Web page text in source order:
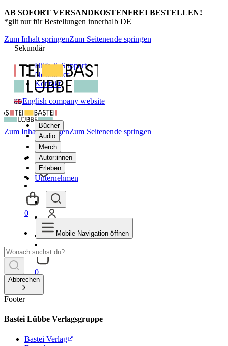
AB SOFORT VERSANDKOSTENFREI BESTELLEN!
*gilt nur für Bestellungen innerhalb DE
Zum Inhalt springenZum Seitenende springen
Sekundär
Hilfe & Support
Newsletter
Kontakt
English company website
Bücher
Audio
Merch
Autor:innen
Erleben
Unternehmen
0
Zum Inhalt springenZum Seitenende springen
0
Mobile Navigation öffnen
Abbrechen
Footer
Bastei Lübbe Verlagsgruppe
Bastei Verlag